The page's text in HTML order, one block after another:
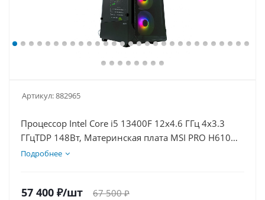
Артикул:882965
Процессор Intel Core i5 13400F 12x4.6 ГГц 4x3.3
ГГцTDP 148Вт, Материнская плата MSI PRO H610M-
E, Видеокарта GT 1030 2Гб, Память DDR4 16Gb,
Подробнее
57 400 ₽/шт 67 500₽